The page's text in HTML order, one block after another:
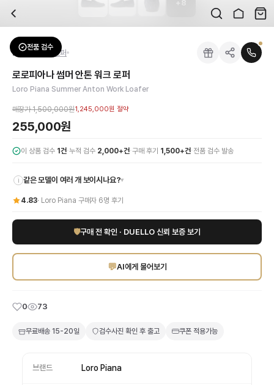
배송은 얼마나 걸리나요?
검수는 어떻게 진행되나요? 검수 사진을 받을 수 있나요?
전문 스태프가 실물 상품을 직접 확인한 후 검수 사진을 제공합니다. 가죽 재질,
교환이나 반품이 가능한가요?
수령 후 7일 이내 신청하시면 상품 하자, 사이즈 불일치, 고객 변심 모두 교환·반
네, 쿠폰과 적립금을 결제 시 함께 사용하실 수 있습니다. 적립금은 1,000원 이상
신발은 정사이즈인가요?
대부분 정사이즈로 제작되나 모델에 따라 차이가 있을 수 있습니다. mm 기준 사
브랜드:
성별:남성
색상:그레이
가격:255,000 원
로로피아나 썸머 안톤 워크 로퍼 그레이는 Loro Piana의 독보적인 장인정신과 최
8
전품 검수
Loro Piana 로퍼
로로피아나 썸머 안톤 워크 로퍼
Loro Piana Summer Anton Work Loafer
매장가1,500,000원1,245,000원 절약
255,000원
이 상품 검수 1건·누적 검수 2,000+건·구매 후기 1,500+건· 전품 검수 발송
i 같은 모델이 여러 개 보이시나요?▾
4.83· Loro Piana 구매자 6명 후기
🛡구매 전 확인 · DUELLO 신뢰 보증 보기
💬AI에게 물어보기
0 73
무료배송 15-20일 검수사진 확인 후 출고 쿠폰 적용가능
브랜드 Loro Piana